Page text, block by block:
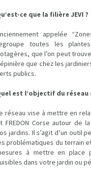
ce que la filière JEVI ?
appelée
toutes les
que l’on peut
que chez les
publics.
est l’objectif du réseau
réseau vise à mettre en
FREDON Corse autour de
jardins. Il s’agit d’un outil
problématiques du terrain
à mettre en place
dans votre jardin ou